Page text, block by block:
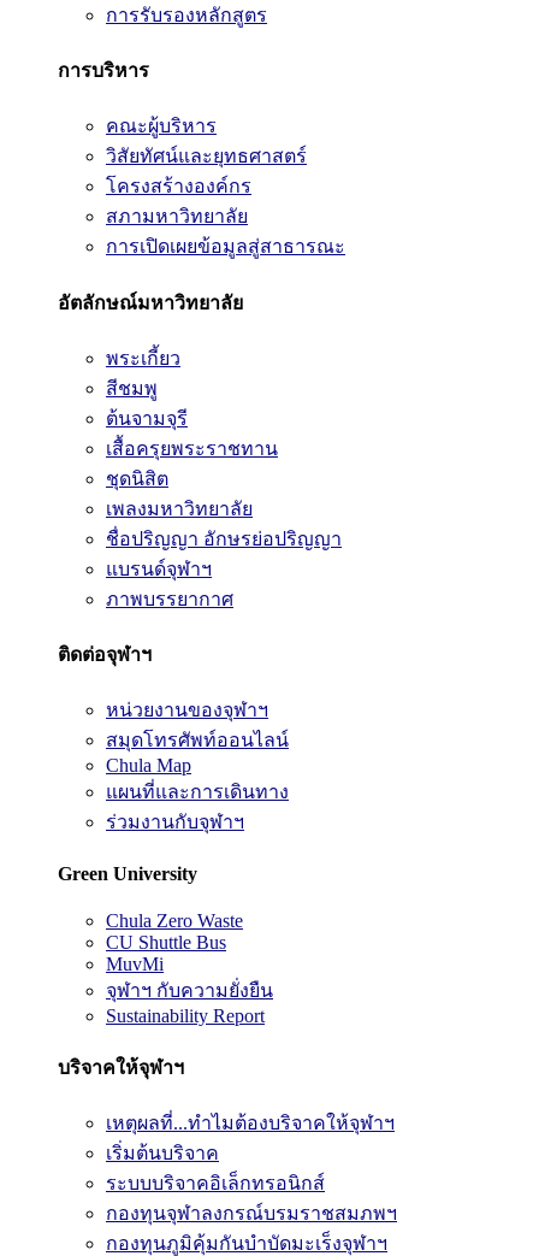
การรับรองหลักสูตร
การบริหาร
คณะผู้บริหาร
วิสัยทัศน์และยุทธศาสตร์
โครงสร้างองค์กร
สภามหาวิทยาลัย
การเปิดเผยข้อมูลสู่สาธารณะ
อัตลักษณ์มหาวิทยาลัย
พระเกี้ยว
สีชมพู
ต้นจามจุรี
เสื้อครุยพระราชทาน
ชุดนิสิต
เพลงมหาวิทยาลัย
ชื่อปริญญา อักษรย่อปริญญา
แบรนด์จุฬาฯ
ภาพบรรยากาศ
ติดต่อจุฬาฯ
หน่วยงานของจุฬาฯ
สมุดโทรศัพท์ออนไลน์
Chula Map
แผนที่และการเดินทาง
ร่วมงานกับจุฬาฯ
Green University
Chula Zero Waste
CU Shuttle Bus
MuvMi
จุฬาฯ กับความยั่งยืน
Sustainability Report
บริจาคให้จุฬาฯ
เหตุผลที่...ทำไมต้องบริจาคให้จุฬาฯ
เริ่มต้นบริจาค
ระบบบริจาคอิเล็กทรอนิกส์
กองทุนจุฬาลงกรณ์บรมราชสมภพฯ
กองทุนภูมิคุ้มกันบำบัดมะเร็งจุฬาฯ